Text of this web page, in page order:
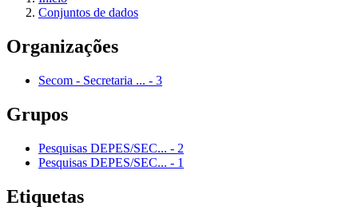
Conjuntos de dados
Organizações
Secom - Secretaria ... - 3
Grupos
Pesquisas DEPES/SEC... - 2
Pesquisas DEPES/SEC... - 1
Etiquetas